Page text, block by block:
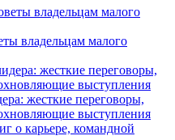
владельцам малого
жесткие переговоры,
выступления